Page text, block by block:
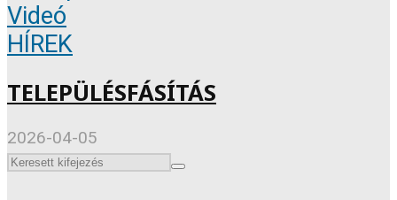
Videó
HÍREK
TELEPÜLÉSFÁSÍTÁS
2026-04-05